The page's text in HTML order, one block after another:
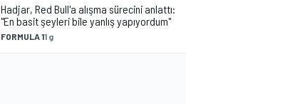
FORMULA 11 g
Hadjar, Red Bull'a alışma sürecini anlattı:
"En basit şeyleri bile yanlış yapıyordum"